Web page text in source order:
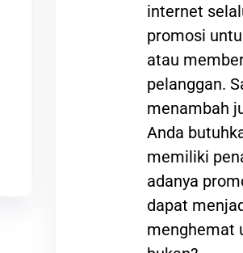
internet
promosi
atau
pelanggan.
menambah
Anda
memiliki
adanya
dapat
menghemat